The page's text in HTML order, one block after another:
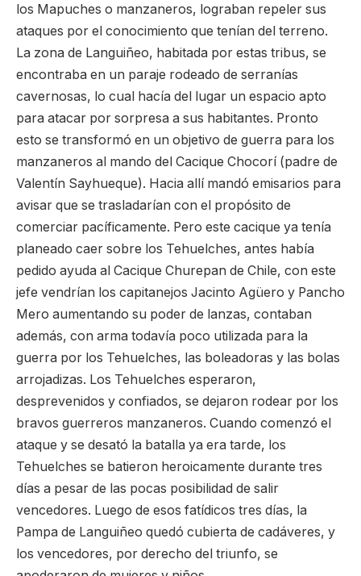
los Mapuches o manzaneros, lograban repeler sus
ataques por el conocimiento que tenían del terreno.
La zona de Languiñeo, habitada por estas tribus, se
encontraba en un paraje rodeado de serranías
cavernosas, lo cual hacía del lugar un espacio apto
para atacar por sorpresa a sus habitantes. Pronto
esto se transformó en un objetivo de guerra para los
manzaneros al mando del Cacique Chocorí (padre de
Valentín Sayhueque). Hacia allí mandó emisarios para
avisar que se trasladarían con el propósito de
comerciar pacíficamente. Pero este cacique ya tenía
planeado caer sobre los Tehuelches, antes había
pedido ayuda al Cacique Churepan de Chile, con este
jefe vendrían los capitanejos Jacinto Agüero y Pancho
Mero aumentando su poder de lanzas, contaban
además, con arma todavía poco utilizada para la
guerra por los Tehuelches, las boleadoras y las bolas
arrojadizas. Los Tehuelches esperaron,
desprevenidos y confiados, se dejaron rodear por los
bravos guerreros manzaneros. Cuando comenzó el
ataque y se desató la batalla ya era tarde, los
Tehuelches se batieron heroicamente durante tres
días a pesar de las pocas posibilidad de salir
vencedores. Luego de esos fatídicos tres días, la
Pampa de Languiñeo quedó cubierta de cadáveres, y
los vencedores, por derecho del triunfo, se